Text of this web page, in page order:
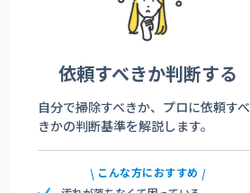
依頼すべきか判断する
自分で掃除すべきか、プロに依頼すべ
きかの判断基準を解説します。
こんな方におすすめ